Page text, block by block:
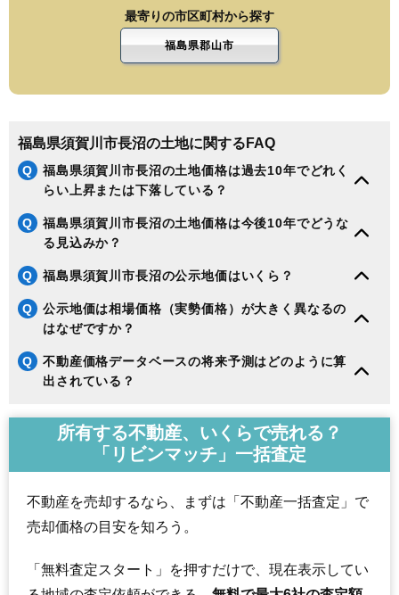
最寄りの市区町村から探す
福島県郡山市
福島県須賀川市長沼の土地に関するFAQ
Q
福島県須賀川市長沼の土地価格は過去10年でどれく
らい上昇または下落している？
Q
福島県須賀川市長沼の土地価格は今後10年でどうな
る見込みか？
Q 福島県須賀川市長沼の公示地価はいくら？
Q
公示地価は相場価格（実勢価格）が大きく異なるの
はなぜですか？
Q
不動産価格データベースの将来予測はどのように算
出されている？
所有する不動産、いくらで売れる？
「リビンマッチ」一括査定
不動産を売却するなら、まずは「不動産一括査定」で
売却価格の目安を知ろう。
「無料査定スタート」を押すだけで、現在表示してい